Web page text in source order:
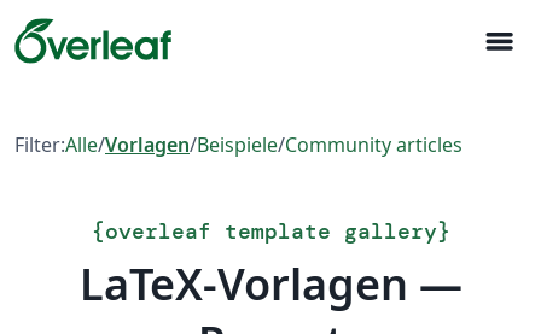
menu
Filter:Alle/Vorlagen/Beispiele/Community articles
{overleaf template gallery}
LaTeX-Vorlagen —